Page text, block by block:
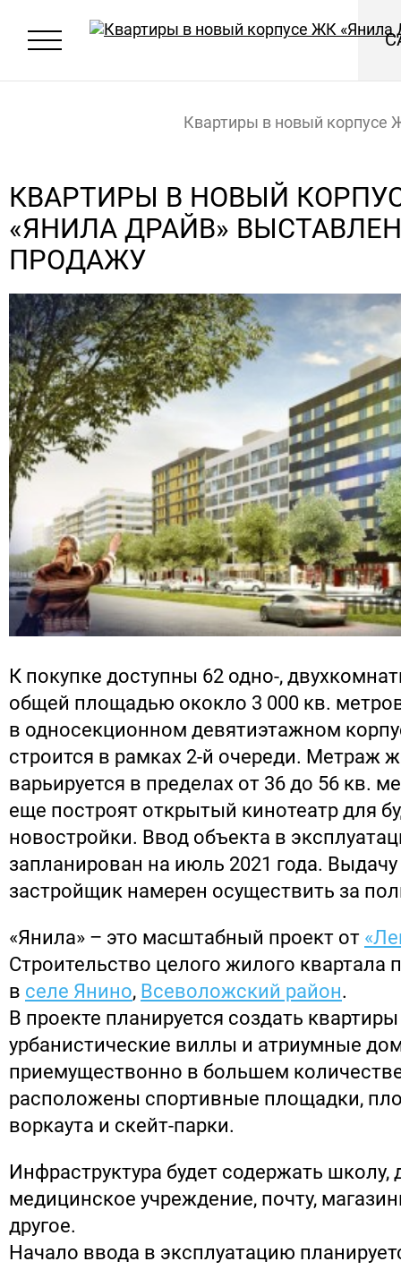
Квартиры в новый корпусе
КВАРТИРЫ В НОВЫЙ
«ЯНИЛА ДРАЙВ»
ПРОДАЖУ
К покупке доступны 62 одно-,
общей площадью ококло 3 000 кв.
в односекционном девятиэтажном
строится в рамках 2-й очереди. Метраж
варьируется в пределах от 36 до 56 кв.
еще построят открытый кинотеатр для
новостройки. Ввод объекта в
запланирован на июль 2021 года.
застройщик намерен осуществить за
«Янила» – это масштабный проект от
Строительство целого жилого квартала
в селе Янино, Всеволожский район.
В проекте планируется создать
урбанистические виллы и атриумные
приемуществонно в большем количестве
расположены спортивные площадки,
воркаута и скейт-парки.
Инфраструктура будет содержать школу,
медицинское учреждение, почту,
другое.
Начало ввода в эксплуатацию